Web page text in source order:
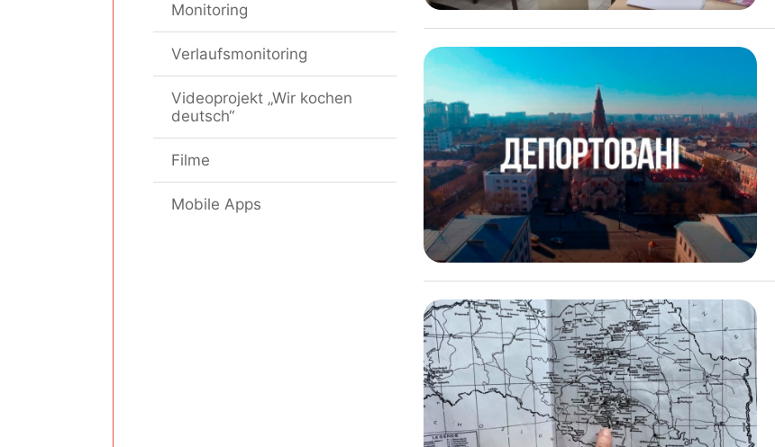
Monitoring
Verlaufsmonitoring
Videoprojekt „Wir kochen
deutsch“
Filme
Mobile Apps